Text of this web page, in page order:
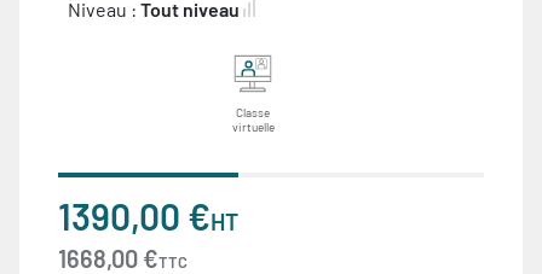
Niveau : Tout niveau
Classe
virtuelle
1390,00 €HT
1668,00 €TTC